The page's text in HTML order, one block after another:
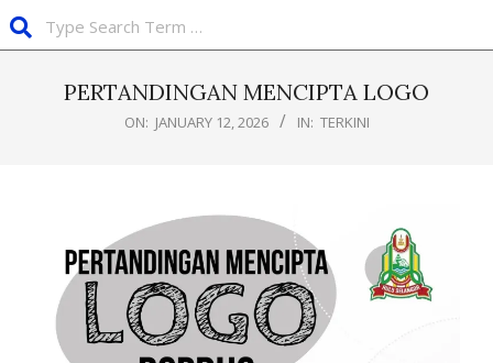
PERTANDINGAN MENCIPTA LOGO
ON: JANUARY 12, 2026 IN: TERKINI